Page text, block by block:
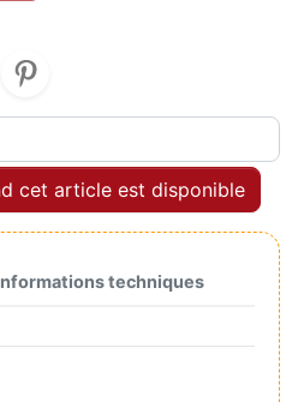
cet article est disponible
techniques